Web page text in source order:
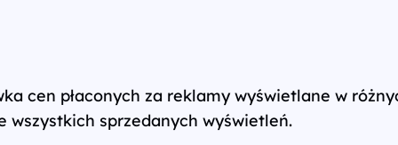
cen płaconych za reklamy wyświetlane w
wszystkich sprzedanych wyświetleń.